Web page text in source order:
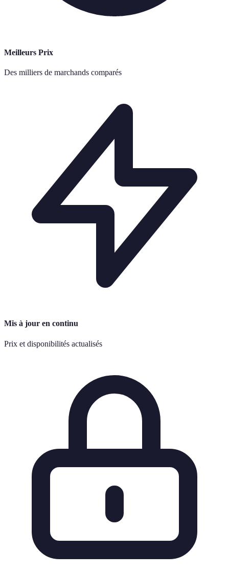
Meilleurs Prix
Des milliers de marchands comparés
Mis à jour en continu
Prix et disponibilités actualisés